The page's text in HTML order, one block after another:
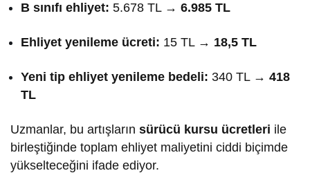
B sınıfı ehliyet: 5.678 TL →6.985 TL
Ehliyet yenileme ücreti: 15 TL → 18,5 TL
Yeni tip ehliyet yenileme bedeli: 340 TL →418
TL
Uzmanlar, bu artışlarınsürücü kursu ücretleri ile
birleştiğinde toplam ehliyet maliyetini ciddi biçimde
yükselteceğini ifade ediyor.